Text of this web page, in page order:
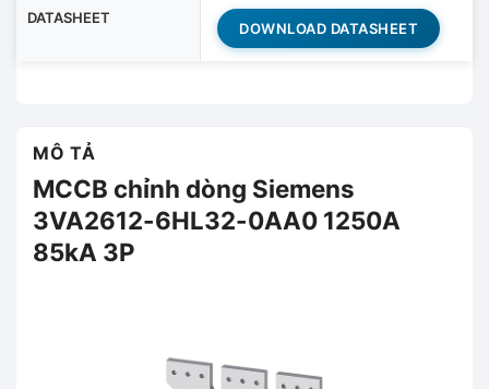
DATASHEET
DOWNLOAD DATASHEET
MÔ TẢ
MCCB chỉnh dòng Siemens
3VA2612-6HL32-0AA0 1250A
85kA 3P